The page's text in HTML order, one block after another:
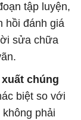
tập luyện,
hồi đánh giá
sửa chữa
chúng
biệt so với
phải